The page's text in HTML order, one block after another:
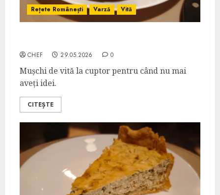
Rețete Românești Varză Vită
CHEF 29.05.2026 0
Mușchi de vită la cuptor pentru când nu mai
aveți idei.
CITEȘTE